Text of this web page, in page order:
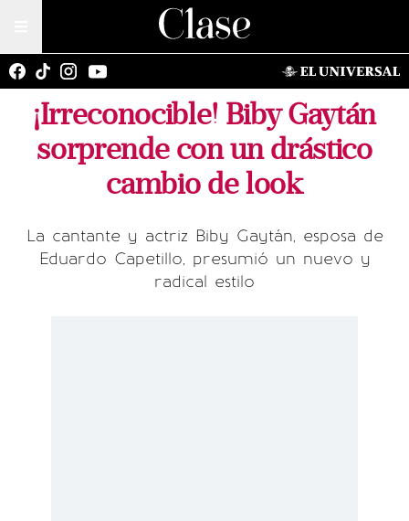
¡Irreconocible! Biby Gaytán
sorprende con un drástico
cambio de look
La cantante y actriz Biby Gaytán, esposa de
Eduardo Capetillo, presumió un nuevo y
radical estilo